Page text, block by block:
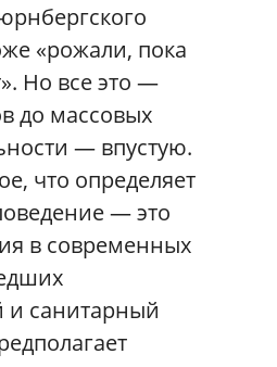
«рожали, пока
Но все это —
до массовых
— впустую.
что определяет
— это
в современных
и санитарный